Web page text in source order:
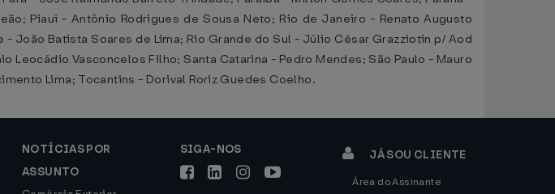
Piauí - Antônio Rodrigues de Sousa Neto; Rio de Janeiro - Renato Augusto
João Batista Soares de Lima; Rio Grande do Sul - Júlio César Grazziotin p/ Aod
Leocádio Vasconcelos Filho; Santa Catarina - Pedro Mendes; São Paulo - Mauro
Lima; Tocantins - Dorival Roriz Guedes Coelho.
NOTÍCIAS POR
ASSUNTO
SIGA-NOS JÁ SOU CLIENTE
Área do Assinante